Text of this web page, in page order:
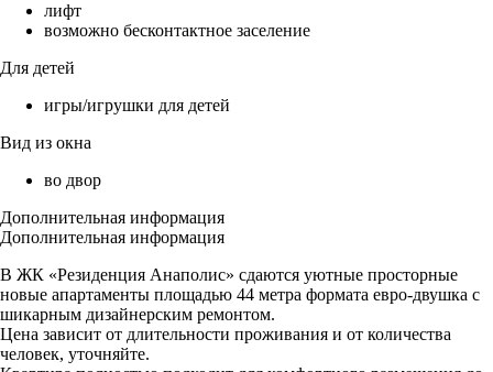
лифт
возможно бесконтактное заселение
Для детей
игры/игрушки для детей
Вид из окна
во двор
Дополнительная информация
Дополнительная информация
В ЖК «Резиденция Анаполис» сдаются уютные просторные
новые апартаменты площадью 44 метра формата евро-двушка с
шикарным дизайнерским ремонтом.
Цена зависит от длительности проживания и от количества
человек, уточняйте.